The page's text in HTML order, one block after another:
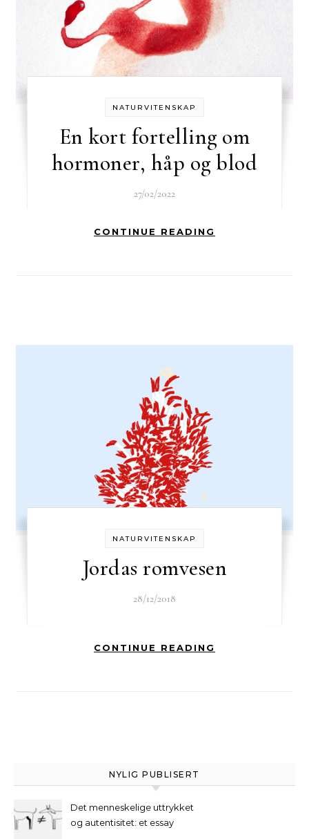
NATURVITENSKAP
En kort fortelling om
hormoner, håp og blod
27/02/2022
CONTINUE READING
NATURVITENSKAP
Jordas romvesen
28/12/2018
CONTINUE READING
NYLIG PUBLISERT
Det menneskelige uttrykket
og autentisitet: et essay